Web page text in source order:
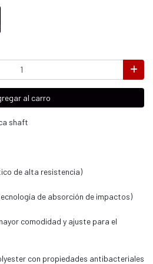
al carro
shaft
de alta resistencia)
de absorción de impactos)
comodidad y ajuste para el
con propiedades antibacteriales